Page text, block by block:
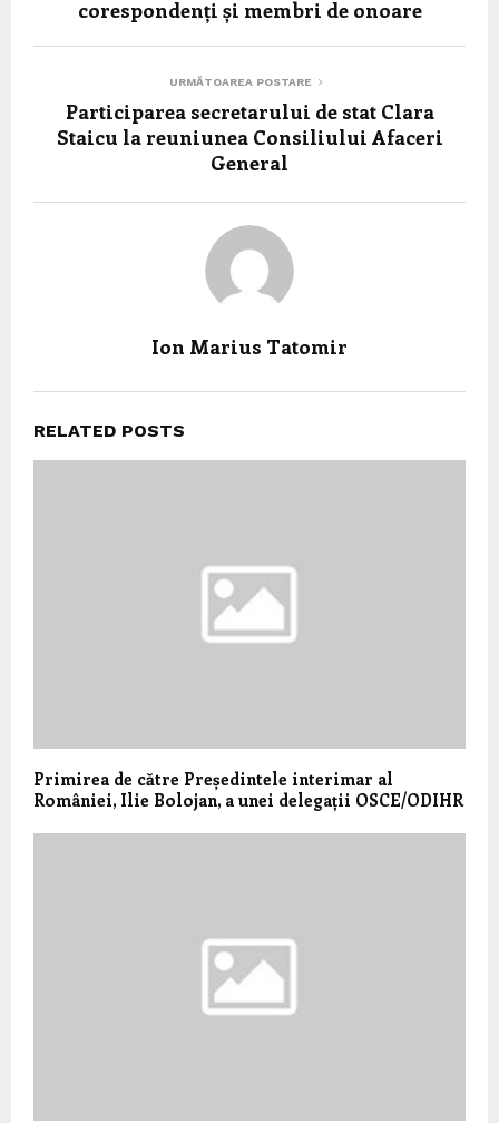
corespondenți și membri de onoare
URMĂTOAREA POSTARE
Participarea secretarului de stat Clara
Staicu la reuniunea Consiliului Afaceri
General
Ion Marius Tatomir
RELATED POSTS
Primirea de către Președintele interimar al
României, Ilie Bolojan, a unei delegații OSCE/ODIHR